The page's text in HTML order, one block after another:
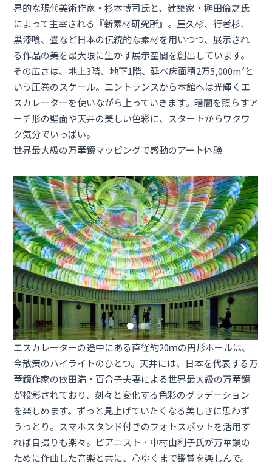
界的な現代美術作家・杉本博司氏と、建築家・榊田倫之氏
によって主宰される『新素材研究所』。屋久杉、行者杉、
黒漆喰、畳など日本の伝統的な素材を用いつつ、展示され
る作品の美を最大限に生かす展示空間を創出しています。
その広さは、地上3階、地下1階、延べ床面積2万5,000m²と
いう圧巻のスケール。エントランスから本館へは光輝くエ
スカレーターを使いながら上っていきます。暗闇を照らすア
ーチ形の壁面や天井の美しい色彩に、スタートからワクワ
ク気分でいっぱい。
世界最大級の万華鏡マッピングで感動のアート体験
エスカレーターの途中にある直径約20ｍの円形ホールは、
今散策のハイライトのひとつ。天井には、日本を代表する万
華鏡作家の依田満・百合子夫妻による世界最大級の万華鏡
が投影されており、刻々と変化する色彩のグラデーション
を楽しめます。ずっと見上げていたくなる美しさに思わず
うっとり。スマホスタンド付きのフォトスポットを活用す
れば自撮りも楽々。ピアニスト・中村由利子氏が万華鏡の
ために作曲した音楽と共に、心ゆくまで鑑賞を楽しんで。